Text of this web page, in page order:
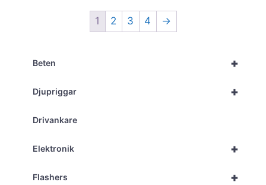
1 2 3 4 →
+
Beten
+
Djupriggar
Drivankare
+
Elektronik
+
Flashers